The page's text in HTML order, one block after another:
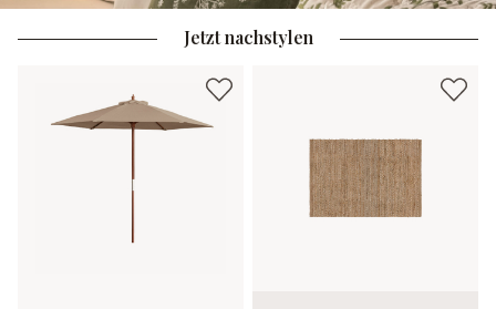
Jetzt nachstylen